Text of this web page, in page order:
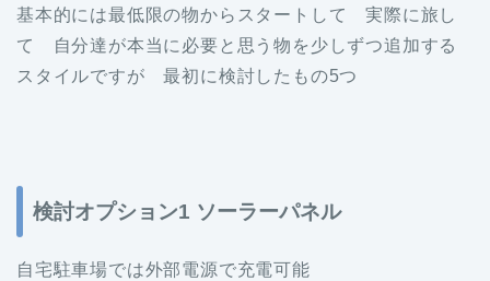
基本的には最低限の物からスタートして 実際に旅し
て 自分達が本当に必要と思う物を少しずつ追加する
スタイルですが 最初に検討したもの5つ
検討オプション1 ソーラーパネル
自宅駐車場では外部電源で充電可能